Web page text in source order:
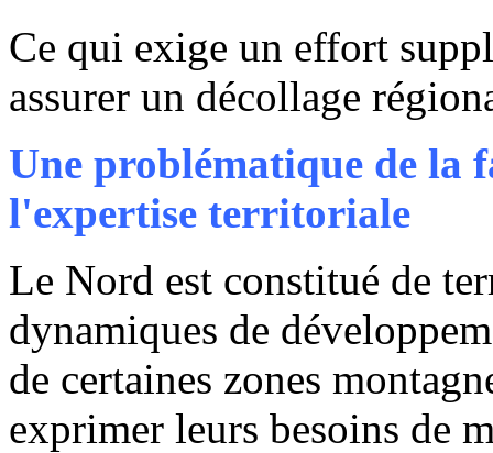
Ce qui exige un effort
assurer un décollage
Une problématique de la
l'expertise territoriale
Le Nord est constitué de
dynamiques de
de certaines zones
exprimer leurs besoins de